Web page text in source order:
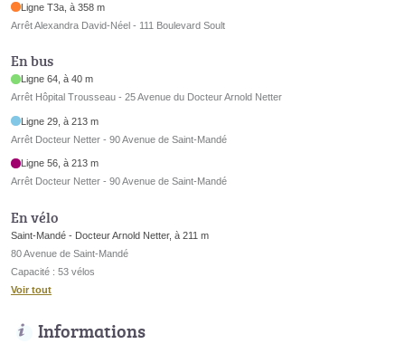
Ligne T3a, à 358 m
Arrêt Alexandra David-Néel - 111 Boulevard Soult
En bus
Ligne 64, à 40 m
Arrêt Hôpital Trousseau - 25 Avenue du Docteur Arnold Netter
Ligne 29, à 213 m
Arrêt Docteur Netter - 90 Avenue de Saint-Mandé
Ligne 56, à 213 m
Arrêt Docteur Netter - 90 Avenue de Saint-Mandé
En vélo
Saint-Mandé - Docteur Arnold Netter, à 211 m
80 Avenue de Saint-Mandé
Capacité : 53 vélos
Voir tout
Informations